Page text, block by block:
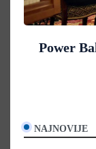
Power
NAJNOVIJE